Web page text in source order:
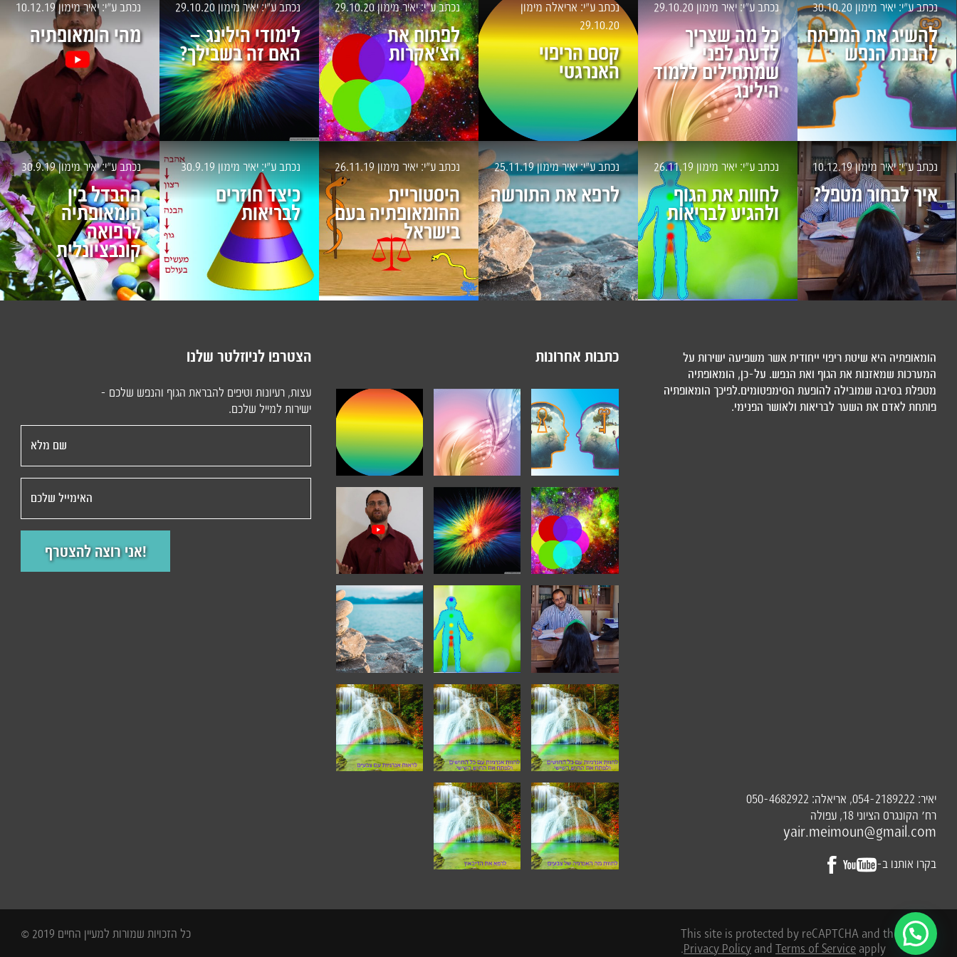
נכתב ע״י: יאיר מימון 30.10.20
להשיג את המפתח
להבנת הנפש
נכתב ע״י: יאיר מימון 29.10.20
כל מה שצריך
לדעת לפני
שמתחילים ללמוד
הילינג
נכתב ע״י: אריאלה מימון
29.10.20
קסם הריפוי
האנרגטי
נכתב ע״י: יאיר מימון 29.10.20
לפתוח את
הצ'אקרות
נכתב ע״י: יאיר מימון 29.10.20
לימודי הילינג –
האם זה בשבילך?
נכתב ע״י: יאיר מימון 10.12.19
מהי הומאופתיה
נכתב ע״י: יאיר מימון 10.12.19
איך לבחור מטפל?
נכתב ע״י: יאיר מימון 26.11.19
לחוות את הגוף
ולהגיע לבריאות
נכתב ע״י: יאיר מימון 25.11.19
לרפא את התורשה
נכתב ע״י: יאיר מימון 26.11.19
היסטוריית
ההומאופתיה בעם
בישראל
נכתב ע״י: יאיר מימון 30.9.19
כיצד חוזרים
לבריאות
נכתב ע״י: יאיר מימון 30.9.19
ההבדל בין
הומאופתיה
לרפואה
קונבציונלית
הומאופתיה היא שיטת ריפוי ייחודית אשר משפיעה ישירות על
המערכות שמאזנות את הגוף ואת הנפש. על-כן, הומאופתיה
מטפלת בסיבה שמובילה להופעת הסימפטומים.לפיכך הומאופתיה
פותחת לאדם את השער לבריאות ולאושר הפנימי.
יאיר: 054-2189222, אריאלה: 050-4682922
רח׳ הקונגרס הציוני 18, עפולה
yair.meimoun@gmail.com
בקרו אותנו ב-
כתבות אחרונות הצטרפו לניוזלטר שלנו
עצות, רעיונות וטיפים להבראת הגוף והנפש שלכם -
ישירות למייל שלכם.
This site is protected by reCAPTCHA and the Google
Privacy Policy and Terms of Service apply.
כל הזכויות שמורות למעיין החיים 2019 ©